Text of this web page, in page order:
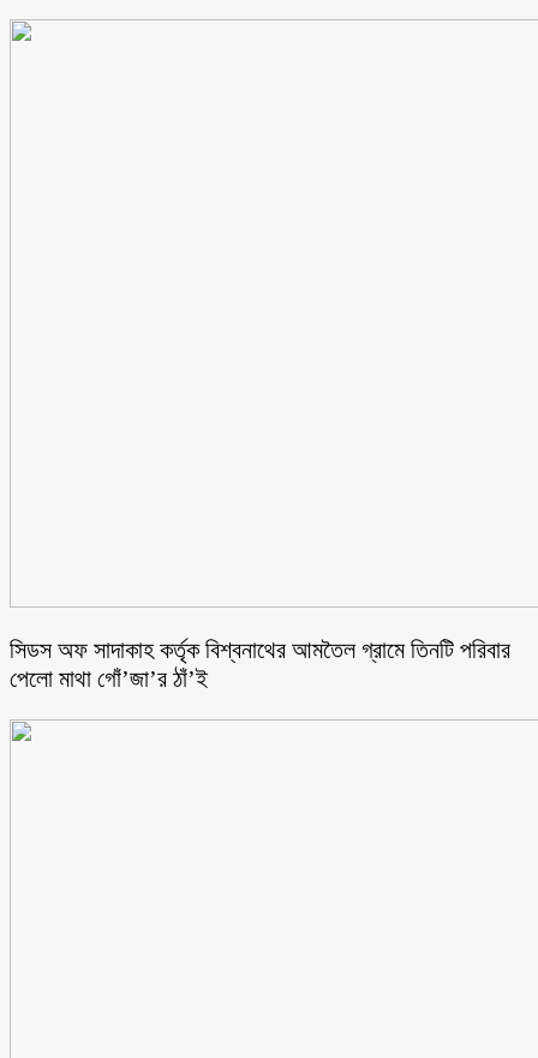
সিডস অফ সাদাকাহ কর্তৃক বিশ্বনাথের আমতৈল গ্রামে তিনটি পরিবার
পেলো মাথা গোঁ’জা’র ঠাঁ’ই